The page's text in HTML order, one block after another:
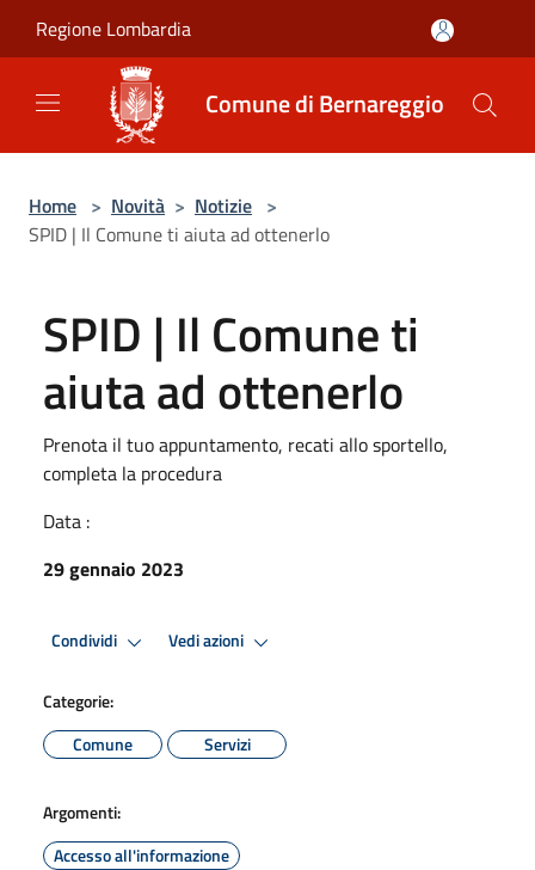
Regione Lombardia
Comune di Bernareggio
Home > Novità > Notizie >
SPID | Il Comune ti aiuta ad ottenerlo
SPID | Il Comune ti
aiuta ad ottenerlo
Prenota il tuo appuntamento, recati allo sportello,
completa la procedura
Data :
29 gennaio 2023
Condividi Vedi azioni
Categorie:
Comune
Servizi
Argomenti:
Accesso all'informazione